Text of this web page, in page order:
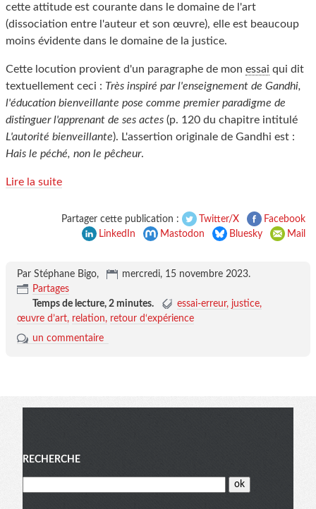
cette attitude est courante dans le domaine de l'art
(dissociation entre l'auteur et son œuvre), elle est beaucoup
moins évidente dans le domaine de la justice.
Cette locution provient d'un paragraphe de mon essai qui dit
textuellement ceci : Très inspiré par l'enseignement de Gandhi,
l'éducation bienveillante pose comme premier paradigme de
distinguer l'apprenant de ses actes (p. 120 du chapitre intitulé
L'autorité bienveillante). L'assertion originale de Gandhi est :
Hais le péché, non le pêcheur.
Lire la suite
Partager cette publication : Twitter/X
Facebook
LinkedIn
Mastodon Bluesky Mail
Par Stéphane Bigo, mercredi, 15 novembre 2023.
Partages
Temps de lecture, 2 minutes. essai-erreur justice
œuvre d’art relation
retour d‘expérience
un commentaire
Menu
RECHERCHE